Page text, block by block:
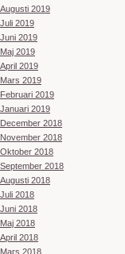
Augusti 2019
Juli 2019
Juni 2019
Maj 2019
April 2019
Mars 2019
Februari 2019
Januari 2019
December 2018
November 2018
Oktober 2018
September 2018
Augusti 2018
Juli 2018
Juni 2018
Maj 2018
April 2018
Mars 2018